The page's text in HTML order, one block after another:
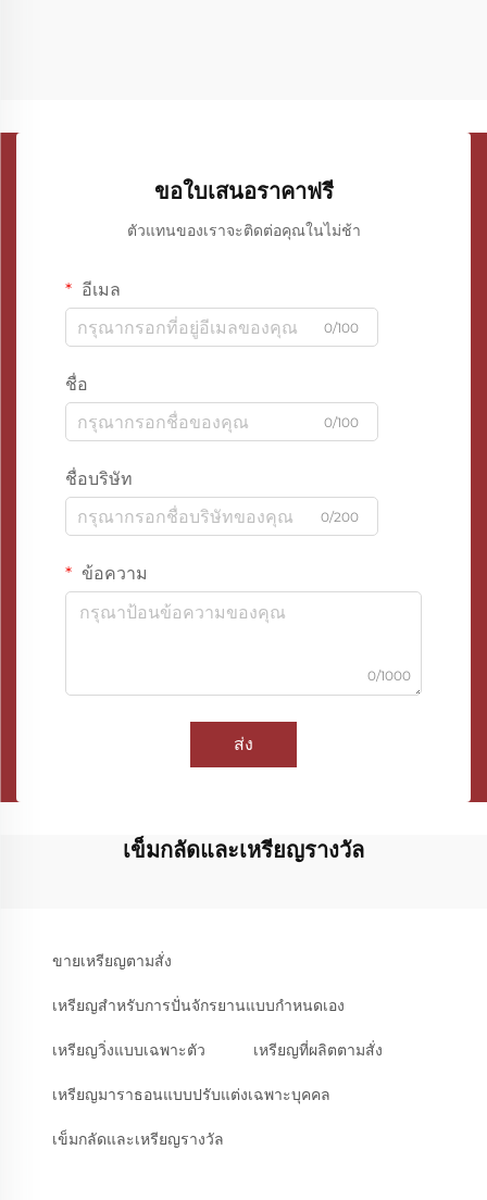
ขอใบเสนอราคาฟรี
ตัวแทนของเราจะติดต่อคุณในไม่ช้า
อีเมล
0/100
ชื่อ
0/100
ชื่อบริษัท
0/200
ข้อความ
0/1000
ส่ง
เข็มกลัดและเหรียญรางวัล
ขายเหรียญตามสั่ง
เหรียญสำหรับการปั่นจักรยานแบบกำหนดเอง
เหรียญวิ่งแบบเฉพาะตัว เหรียญที่ผลิตตามสั่ง
เหรียญมาราธอนแบบปรับแต่งเฉพาะบุคคล
เข็มกลัดและเหรียญรางวัล